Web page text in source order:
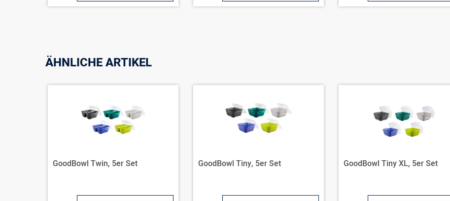
ÄHNLICHE ARTIKEL
GoodBowl Twin, 5er Set GoodBowl Tiny, 5er Set GoodBowl Tiny XL, 5er Set